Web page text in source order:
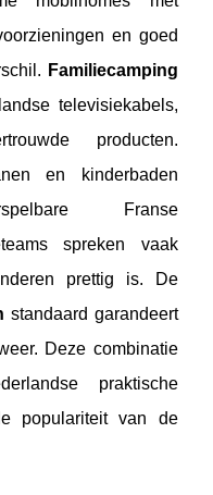
en goed
Familiecamping
televisiekabels,
producten.
en kinderbaden
Franse
spreken vaak
prettig is. De
standaard garandeert
Deze combinatie
praktische
populariteit van de